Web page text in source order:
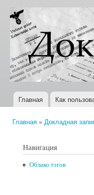
Документы
XX века
Всемирная
история в
Интернете
Главное меню
Главная Как
Главная » Докладная
Навигация
Облако тэгов